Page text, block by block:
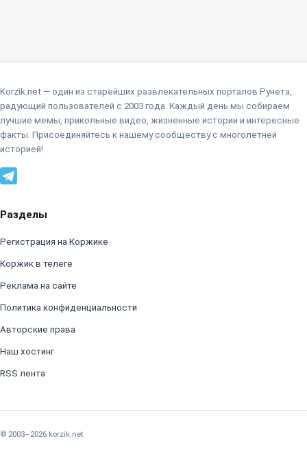
Korzik.net — один из старейших развлекательных порталов Рунета,
радующий пользователей с 2003 года. Каждый день мы собираем
лучшие мемы, прикольные видео, жизненные истории и интересные
факты. Присоединяйтесь к нашему сообществу с многолетней
историей!
Разделы
Регистрация на Коржике
Коржик в телеге
Реклама на сайте
Политика конфиденциальности
Авторские права
Наш хостинг
RSS лента
© 2003–2026 korzik.net